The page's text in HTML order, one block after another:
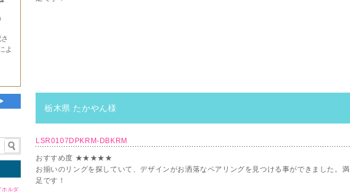
栃木県 たかやん様
LSR0107DPKRM-DBKRM
おすすめ度 ★★★★★
お揃いのリングを探していて、デザインがお洒落なペアリングを見つける事ができました。満
足です！
ホルダ